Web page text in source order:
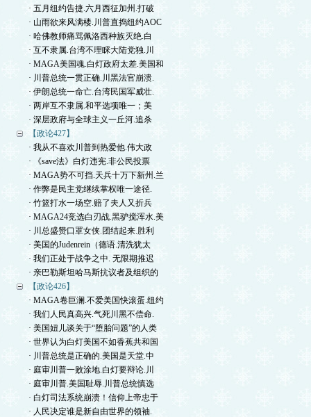
· 五月纽约告捷.六月西征加州.打破
· 山雨欲来风满楼.川普直捣纽约AOC
· 哈佛教师痛骂佩洛西种族灭绝.白
· 互不隶属.台湾不理睬大陆党独.川
· MAGA美国魂.白灯政府太差.美国和
· 川普总统一贯正确.川黑法官崩溃.
· 伊朗总统一命亡.台湾民国军威壮.
· 两岸互不隶属.和平选项唯一；美
· 深层政府与全球主义一丘河.追杀
【政论427】
· 我从不喜欢川普到热爱他.伟大政
· 《save法》白灯违宪.非公民投票
· MAGA势不可挡.天兵十万下新州.兰
· 作弊是民主党继续掌权唯一途径.
· 竹篮打水一场空.赔了夫人又折兵
· MAGA24竞选白刃战.黑驴搅浑水.美
· 川总盛赞口罩女侠.团结起来.胜利
· 美国的Judenrein（德语.清洗犹太
· 我们正处于战争之中. 无限期推迟
· 亲巴勒斯坦哈马斯抗议者及组织的
【政论426】
· MAGA卷巨澜.不爱美国快滚蛋.纽约
· 我们人民真高兴.气死川黑不偿命.
· 美国妞儿谈关于“堕胎问题”的人类
· 世界认为白灯美国不如香蕉共和国
· 川普总统是正确的.美国是天堂.中
· 庭审川普一败涂地.白灯要辩论.川
· 庭审川普.美国耻辱.川普总统慎选
· 白灯司法系统崩溃！信仰上帝忠于
· 人民决定谁是新自由世界的领袖.